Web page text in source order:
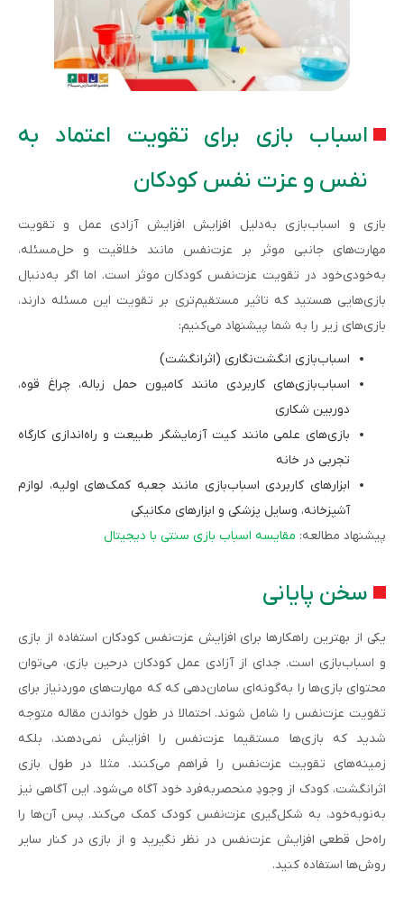
اسباب بازی برای تقویت اعتماد به
نفس و عزت نفس کودکان
بازی و اسباب‌بازی به‌دلیل افزایش افزایش آزادی عمل و تقویت
مهارت‌های جانبی موثر بر عزت‌نفس مانند خلاقیت و حل‌مسئله،
به‌خودی‌خود در تقویت عزت‌نفس کودکان موثر است. اما اگر به‌دنبال
بازی‌هایی هستید که تاثیر مستقیم‌تری بر تقویت این مسئله دارند،
بازی‌های زیر را به شما پیشنهاد می‌کنیم:
اسباب‌بازی انگشت‌نگاری (اثرانگشت)
اسباب‌بازی‌های کاربردی مانند کامیون حمل زباله، چراغ قوه،
دوربین شکاری
بازی‌های علمی مانند کیت آزمایشگر طبیعت و راه‌اندازی کارگاه
تجربی در خانه
ابزارهای کاربردی اسباب‌بازی مانند جعبه کمک‌های اولیه، لوازم
آشپزخانه، وسایل پزشکی و ابزارهای مکانیکی
پیشنهاد مطالعه: مقایسه اسباب بازی سنتی با دیجیتال
سخن پایانی
یکی از بهترین راهکارها برای افزایش عزت‌نفس کودکان استفاده از بازی‌
و اسباب‌بازی است. جدای از آزادی عمل کودکان درحین بازی، می‌توان
محتوای بازی‌ها را به‌‌گونه‌ای سامان‌دهی که که مهارت‌های موردنیاز برای
تقویت عزت‌نفس را شامل شوند. احتمالا در طول خواندن مقاله متوجه
شدید که بازی‌ها مستقیما عزت‌نفس را افزایش نمی‌دهند، بلکه
زمینه‌های تقویت‌ عزت‌نفس را فراهم می‌کنند. مثلا در طول بازی
اثرانگشت، کودک از وجودِ منحصربه‌فرد خود آگاه می‌شود. این آگاهی نیز
به‌نوبه‌خود، به شکل‌گیری عزت‌نفس کودک کمک می‌کند. پس آن‌ها را
راه‌حل قطعی افزایش عزت‌نفس در نظر نگیرید و از بازی در کنار سایر
روش‌ها استفاده کنید.